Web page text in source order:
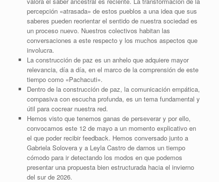
percepción «atrasada» de estos pueblos a una idea que sus
saberes pueden reorientar el sentido de nuestra sociedad es
un proceso nuevo. Nuestros colectivos habitan las
conversaciones a este respecto y los muchos aspectos que
involucra.
La construcción de paz es un anhelo que adquiere mayor
relevancia, día a día, en el marco de la comprensión de este
tiempo como «Pachacuti».
Dentro de la construcción de paz, la comunicación empática,
compasiva con escucha profunda, es un tema fundamental y
útil para cocrear nuestra red.
Hemos visto que tenemos ganas de perseverar y por ello,
convocamos este 12 de mayo a un momento explicativo en
el que poder recibir feedback. Hemos conversado junto a
Gabriela Solovera y a Leyla Castro de darnos un tiempo
cómodo para ir detectando los modos en que podemos
presentar una propuesta bien estructurada hacia el invierno
del sur de 2026.